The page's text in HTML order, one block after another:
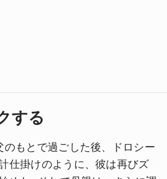
する
のもとで過ごした後、ドロシー
仕掛けのように、彼は再びズ